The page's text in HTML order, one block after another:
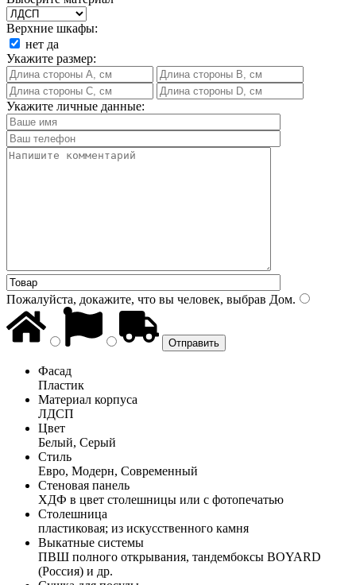
Верхние шкафы:
нет да
Укажите размер:
Укажите личные данные:
Пожалуйста, докажите, что вы человек, выбрав Дом.
Фасад
Пластик
Материал корпуса
ЛДСП
Цвет
Белый, Серый
Стиль
Евро, Модерн, Современный
Стеновая панель
ХДФ в цвет столешницы или с фотопечатью
Столешница
пластиковая; из искусственного камня
Выкатные системы
ПВШ полного открывания, тандембоксы BOYARD
(Россия) и др.